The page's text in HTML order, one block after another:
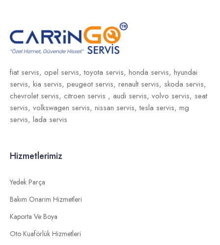
fiat servis, opel servis,toyota servis, honda servis, hyundai
servis, kia servis, peugeot servis, renault servis, skoda servis,
chevrolet servis, citroen servis , audi servis, volvo servis, seat
servis, volkswagen servis, nissan servis,tesla servis, mg
servis, lada servis
Hizmetlerimiz
Yedek Parça
Bakım Onarım Hizmetleri
Kaporta Ve Boya
Oto Kuaförlük Hizmetleri